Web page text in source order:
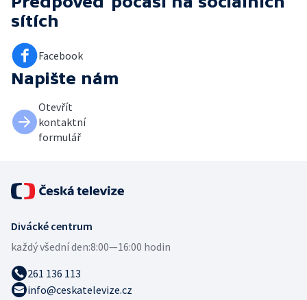
sítích
Facebook
Napište nám
Otevřít
kontaktní
formulář
Divácké centrum
každý všední den:8:00—16:00 hodin
261 136 113
info@ceskatelevize.cz